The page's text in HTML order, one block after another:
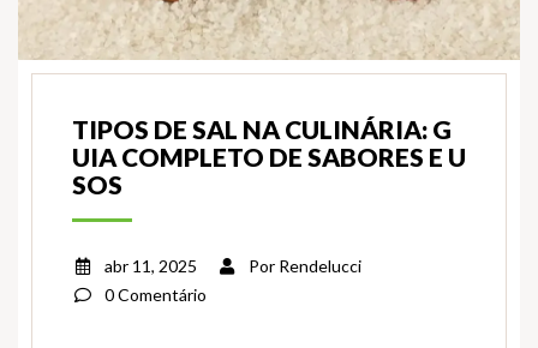
TIPOS DE SAL NA CULINÁRIA: G
UIA COMPLETO DE SABORES E U
SOS
abr 11, 2025 Por Rendelucci
0 Comentário